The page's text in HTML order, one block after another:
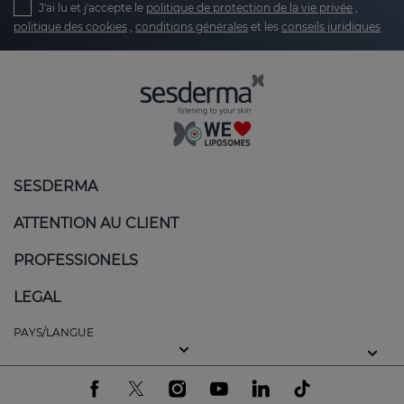
Relief from redness and itching: one of the
skin is constant itching. Sesderma products
are formulated with soothing active
ingredients that help reduce the itching
Restoring the skin barrier
ability to retain moisture, which can lead to
include ceramides, an essential ingredient for
prevent water loss and protect the skin from
ability to stay hydrated and healthy.
Intense and long-lasting hydration:
moisturisation is key for atopic-prone skin.
J'ai lu et j'accepte le politique de protection de la vie privée ,
politique des cookies , conditions générales et les conseils juridiques
SESDERMA
ATTENTION AU CLIENT
PROFESSIONELS
LEGAL
PAYS/LANGUE